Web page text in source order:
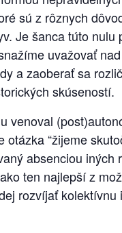
sú z rôznych
Je šanca túto
uvažovať
a zaoberať sa
skúseností.
venoval
“žijeme
absenciou
ten najlepší z
rozvíjať